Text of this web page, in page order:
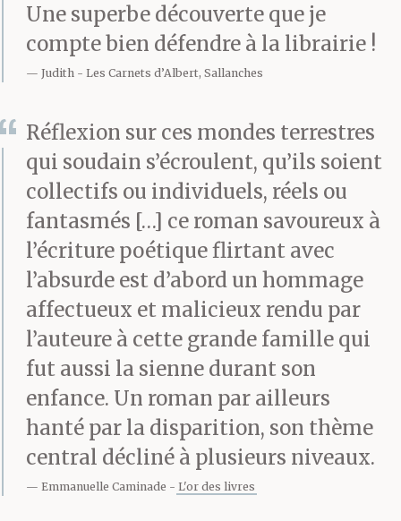
Une superbe découverte que je
compte bien défendre à la librairie !
Judith Les Carnets d’Albert, Sallanches
Réflexion sur ces mondes terrestres
qui soudain s’écroulent, qu’ils soient
collectifs ou individuels, réels ou
fantasmés […] ce roman savoureux à
l’écriture poétique flirtant avec
l’absurde est d’abord un hommage
affectueux et malicieux rendu par
l’auteure à cette grande famille qui
fut aussi la sienne durant son
enfance. Un roman par ailleurs
hanté par la disparition, son thème
central décliné à plusieurs niveaux.
Emmanuelle Caminade L'or des livres